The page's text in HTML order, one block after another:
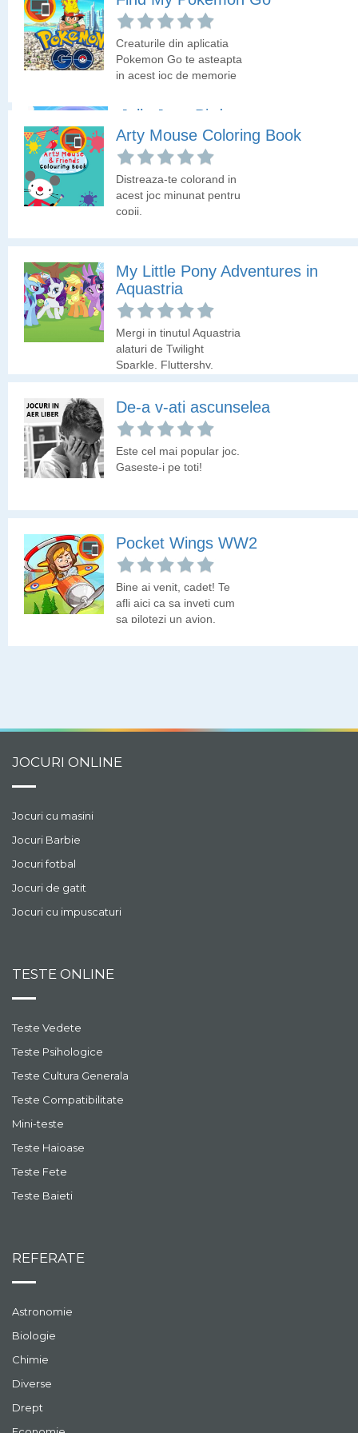
Te afli pe corabia piratilor
si trebuie sa descoperi
multe obiecte sau
numere. Hai sa vedem
Jolly Jong Birds
Un joc usor cu pasari in
care trebuie sa dai click
pe doua pasari identice,
ca sa le faci sa-si ia
Creaturile din aplicatia
Pokemon Go te asteapta
in acest joc de memorie
vedem daca elimini toate
timp!
Arty Mouse Coloring Book
Distreaza-te colorand in
acest joc minunat pentru
copii.
My Little Pony Adventures in
Aquastria
Mergi in tinutul Aquastria
alaturi de Twilight
Sparkle, Fluttershy,
Pinkie Pie si ceilalti
micutii ponei tinuta
Aquastria!
De-a v-ati ascunselea
Este cel mai popular joc.
Gaseste-i pe toti!
Pocket Wings WW2
Bine ai venit, cadet! Te
afli aici ca sa inveti cum
sa pilotezi un avion.
JOCURI ONLINE
Jocuri cu masini
Jocuri Barbie
Jocuri fotbal
Jocuri de gatit
Jocuri cu impuscaturi
TESTE ONLINE
Teste Vedete
Teste Psihologice
Teste Cultura Generala
Teste Compatibilitate
Mini-teste
Teste Haioase
Teste Fete
Teste Baieti
REFERATE
Astronomie
Biologie
Chimie
Diverse
Drept